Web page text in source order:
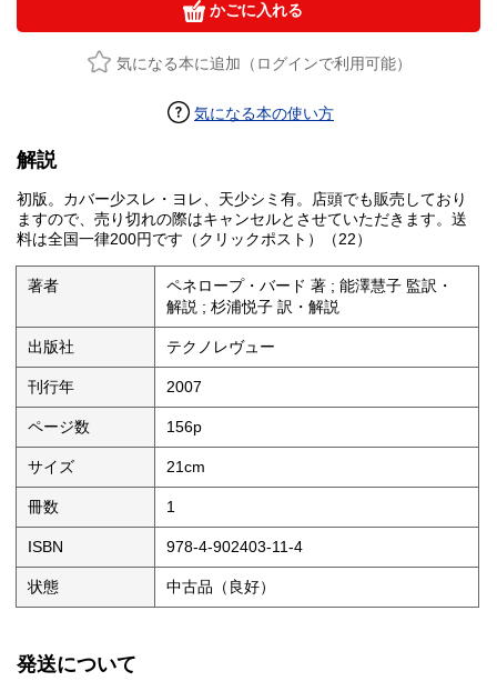
かごに入れる
気になる本に追加（ログインで利用可能）
気になる本の使い方
解説
初版。カバー少スレ・ヨレ、天少シミ有。店頭でも販売しており
ますので、売り切れの際はキャンセルとさせていただきます。送
料は全国一律200円です（クリックポスト）（22）
著者
ペネロープ・バード 著 ; 能澤慧子 監訳・
解説 ; 杉浦悦子 訳・解説
出版社 テクノレヴュー
刊行年 2007
ページ数 156p
サイズ 21cm
冊数 1
ISBN 978-4-902403-11-4
状態 中古品（良好）
発送について